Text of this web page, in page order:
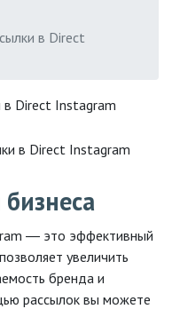
в Direct
в Direct Instagram
― это эффективный
увеличить
бренда и
рассылок вы можете